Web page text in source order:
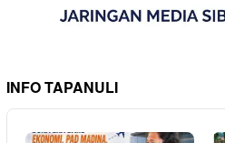
INFO TAPANULI